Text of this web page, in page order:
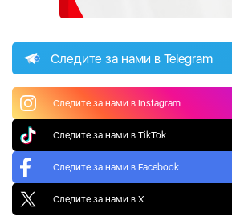
Следите за нами в Telegram
Следите за нами в Instagram
Следите за нами в TikTok
Следите за нами в Facebook
Следите за нами в X